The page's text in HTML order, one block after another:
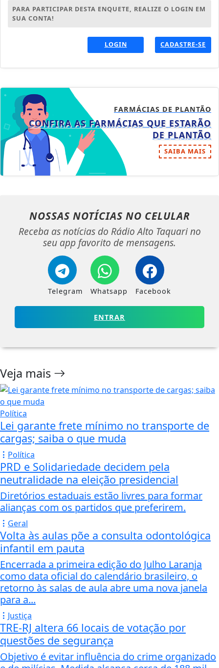
PARA PARTICIPAR DESTA ENQUETE, REALIZE O LOGIN EM
SUA CONTA!
LOGIN CADASTRE-SE
FARMÁCIAS DE PLANTÃO
CONFIRA AS FARMÁCIAS QUE ESTARÃO
DE PLANTÃO
SAIBA MAIS
NOSSAS NOTÍCIAS NO CELULAR
Receba as notícias do Rádio Alto Taquari no
seu app favorito de mensagens.
Telegram Whatsapp Facebook
ENTRAR
Veja mais
Política
Lei garante frete mínimo no transporte de
cargas; saiba o que muda
Política
PRD e Solidariedade decidem pela
neutralidade na eleição presidencial
Diretórios estaduais estão livres para formar
alianças com os partidos que preferirem.
Geral
Volta às aulas põe a consulta odontológica
infantil em pauta
Encerrada a primeira edição do Julho Laranja
como data oficial do calendário brasileiro, o
retorno às salas de aula abre uma nova janela
para a...
Justiça
TRE-RJ altera 66 locais de votação por
questões de segurança
Objetivo é evitar influência do crime organizado